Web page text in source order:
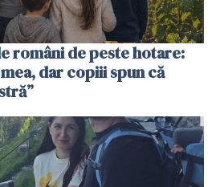
români de peste hotare:
dar copiii spun că